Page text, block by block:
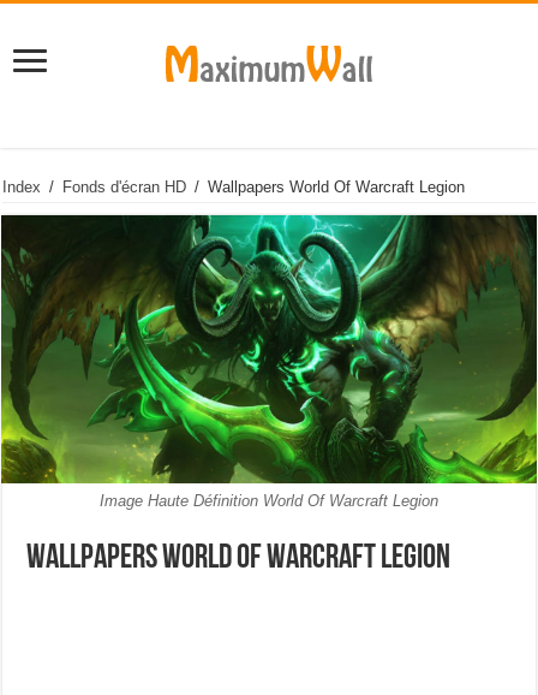
Index / Fonds d'écran HD / Wallpapers World Of Warcraft Legion
Image Haute Définition World Of Warcraft Legion
Wallpapers World Of Warcraft Legion